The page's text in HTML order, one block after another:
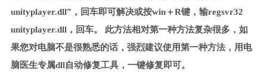
unityplayer.dll”，回车即可解决或按win＋R键，输regsvr32
unityplayer.dll，回车。 此方法相对第一种方法复杂很多，如
果您对电脑不是很熟悉的话，强烈建议使用第一种方法，用电
脑医生专属dll自动修复工具，一键修复即可。